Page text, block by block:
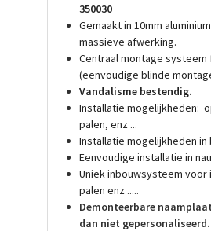
350030
Gemaakt in 10mm
massieve afwerking.
Centraal montage systeem
(eenvoudige blinde
Vandalisme bestendig.
Installatie mogelijkheden:
palen, enz ...
Installatie mogelijkheden in
Eenvoudige installatie in
Uniek inbouwsysteem
palen enz .....
Demonteerbare
dan niet gepersonaliseerd.